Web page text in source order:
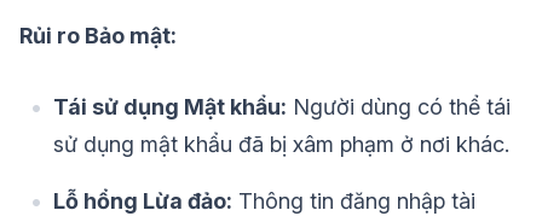
Rủi ro Bảo mật:
Tái sử dụng Mật khẩu: Người dùng có thể tái
sử dụng mật khẩu đã bị xâm phạm ở nơi khác.
Lỗ hổng Lừa đảo: Thông tin đăng nhập tài